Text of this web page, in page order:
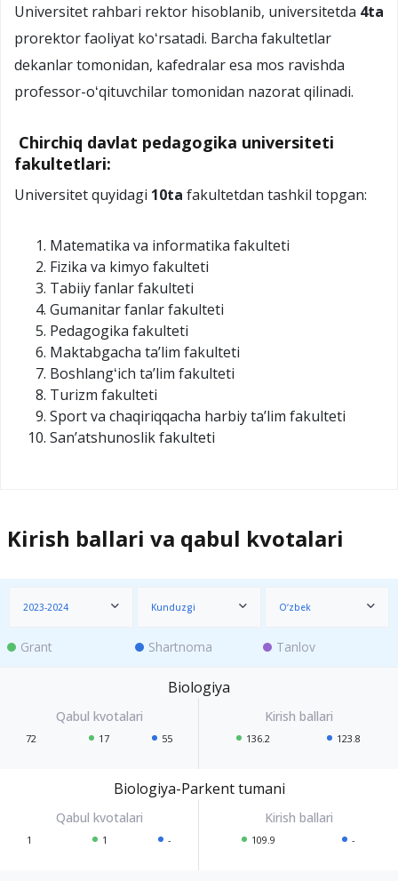
Universitet rahbari rektor hisoblanib, universitetda 4ta
prorektor faoliyat koʻrsatadi. Barcha fakultetlar
dekanlar tomonidan, kafedralar esa mos ravishda
professor-oʻqituvchilar tomonidan nazorat qilinadi.
Chirchiq davlat pedagogika universiteti
fakultetlari:
Universitet quyidagi 10ta fakultetdan tashkil topgan:
Matematika va informatika fakulteti
Fizika va kimyo fakulteti
Tabiiy fanlar fakulteti
Gumanitar fanlar fakulteti
Pedagogika fakulteti
Maktabgacha taʼlim fakulteti
Boshlangʻich taʼlim fakulteti
Turizm fakulteti
Sport va chaqiriqqacha harbiy taʼlim fakulteti
Sanʼatshunoslik fakulteti
Kirish ballari va qabul kvotalari
2023-2024 Kunduzgi O‘zbek
Grant Shartnoma Tanlov
Biologiya
72 17 55 136.2 123.8
Biologiya-Parkent tumani
1 1 - 109.9 -